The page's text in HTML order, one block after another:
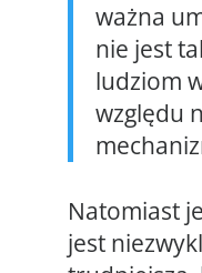
ważna
nie jest
ludziom
względu
Natomiast
jest